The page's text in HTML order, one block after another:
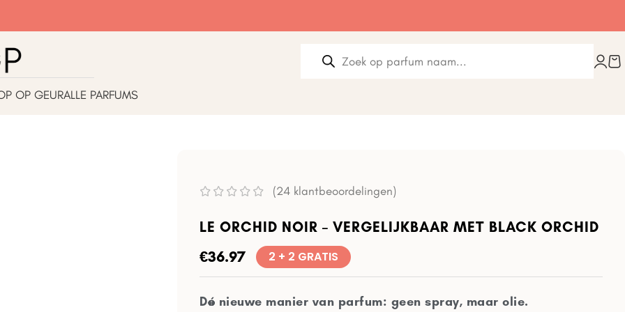
OP GEURALLE PARFUMS
(24 klantbeoordelingen)
LE ORCHID NOIR – VERGELIJKBAAR MET BLACK ORCHID
€36.97 2 + 2 GRATIS
Dé nieuwe manier van parfum: geen spray, maar olie.